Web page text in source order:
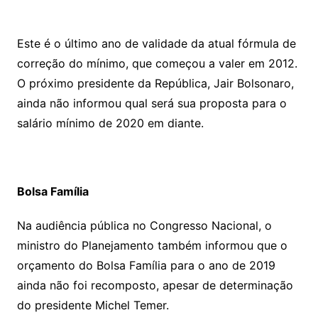
Este é o último ano de validade da atual fórmula de
correção do mínimo, que começou a valer em 2012.
O próximo presidente da República, Jair Bolsonaro,
ainda não informou qual será sua proposta para o
salário mínimo de 2020 em diante.
Bolsa Família
Na audiência pública no Congresso Nacional, o
ministro do Planejamento também informou que o
orçamento do Bolsa Família para o ano de 2019
ainda não foi recomposto, apesar de determinação
do presidente Michel Temer.